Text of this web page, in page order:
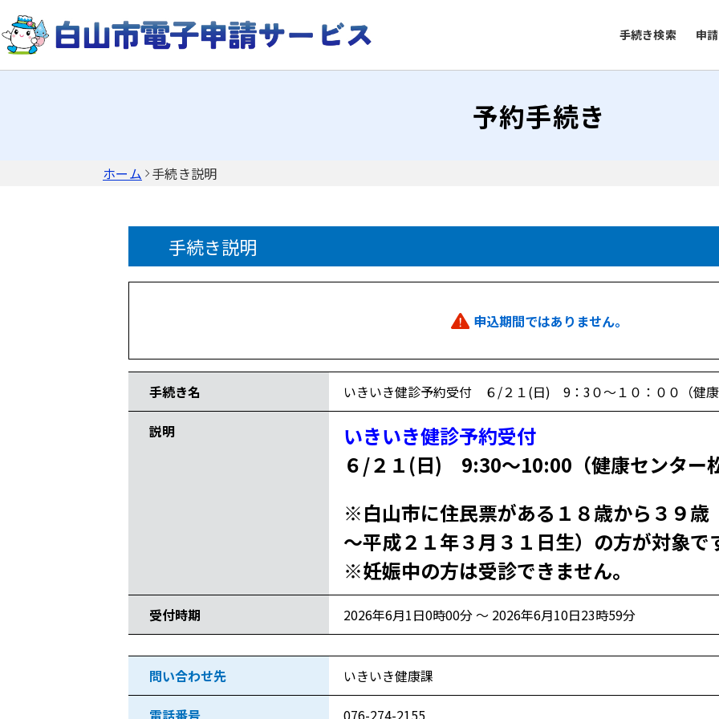
手続き検索 申
予約手続き
ホーム 手続き説明
手続き説明
申込期間ではありません。
手続き名 いきいき健診予約受付 ６/２１(日) 9：3０～１０：００（健
説明
いきいき健診予約受付
６/２１(日) 9:30～10:00（健康センター
※白山市に住民票がある１８歳から３９歳
～平成２１年３月３１日生）の方が対象で
※妊娠中の方は受診できません。
受付時期 2026年6月1日0時00分 ～ 2026年6月10日23時59分
問い合わせ先 いきいき健康課